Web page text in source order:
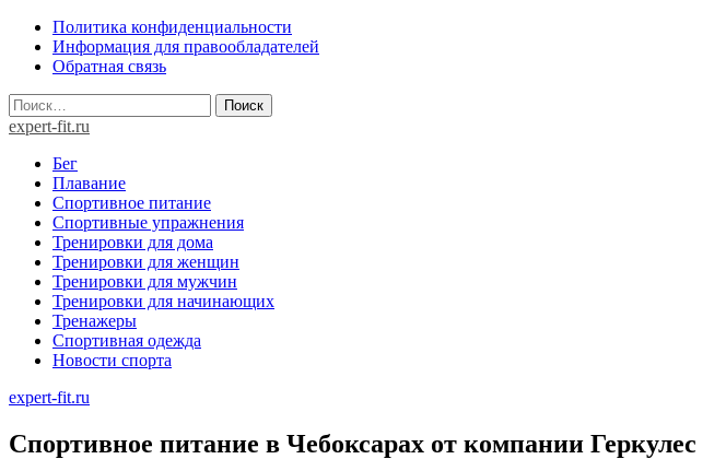
Skip
content
Политика конфиденциальности
Информация для правообладателей
Обратная связь
Найти:
expert-fit.ru
Бег
Плавание
Спортивное питание
Спортивные упражнения
Тренировки для дома
Тренировки для женщин
Тренировки для мужчин
Тренировки для начинающих
Тренажеры
Спортивная одежда
Новости спорта
expert-fit.ru
Спортивное питание в Чебоксарах от компании Геркулес